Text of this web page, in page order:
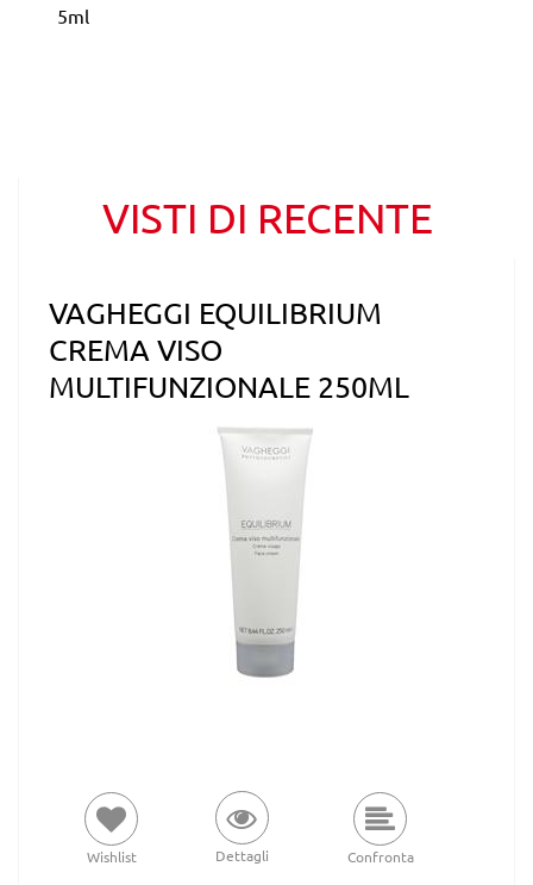
5ml
VISTI DI RECENTE
VAGHEGGI EQUILIBRIUM
CREMA VISO
MULTIFUNZIONALE 250ML
Wishlist Dettagli Confronta